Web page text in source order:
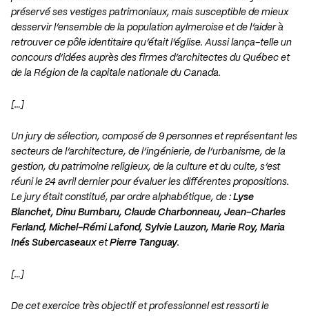
préservé ses vestiges patrimoniaux, mais susceptible de mieux
desservir l’ensemble de la population aylmeroise et de l’aider à
retrouver ce pôle identitaire qu’était l’église. Aussi lança-telle un
concours d’idées auprès des firmes d’architectes du Québec et
de la Région de la capitale nationale du Canada.
[…]
Un jury de sélection, composé de 9 personnes et représentant les
secteurs de l’architecture, de l’ingénierie, de l’urbanisme, de la
gestion, du patrimoine religieux, de la culture et du culte, s’est
réuni le 24 avril dernier pour évaluer les différentes propositions.
Le jury était constitué, par ordre alphabétique, de : Lyse
Blanchet, Dinu Bumbaru, Claude Charbonneau, Jean-Charles
Ferland, Michel-Rémi Lafond, Sylvie Lauzon, Marie Roy, Maria
Inés Subercaseaux etPierre Tanguay.
[…]
De cet exercice très objectif et professionnel est ressorti le